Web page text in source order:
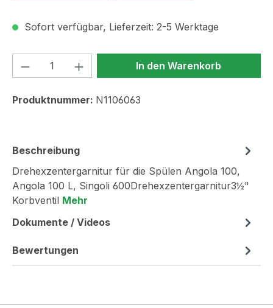
Sofort verfügbar, Lieferzeit: 2-5 Werktage
Produkt Anzahl: Gib denIn den Warenkorb
Produktnummer: N1106063
Beschreibung
Drehexzentergarnitur für die Spülen Angola 100,
Angola 100 L, Singoli 600Drehexzentergarnitur3½"
Korbventil Mehr
Dokumente / Videos
Bewertungen